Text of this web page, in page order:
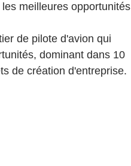
meilleures opportunités
de pilote d'avion qui
dominant dans 10
de création d'entreprise.